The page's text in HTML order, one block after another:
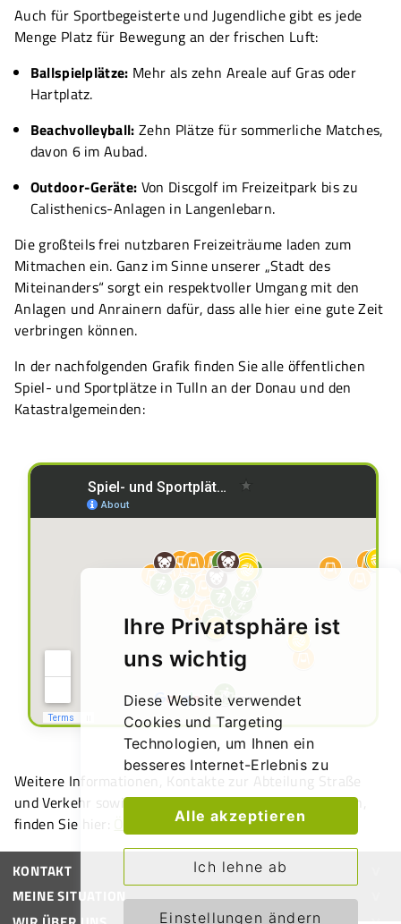
Ihre Privatsphäre ist
uns wichtig
Diese Website verwendet
Cookies und Targeting
Technologien, um Ihnen ein
besseres Internet-Erlebnis zu
ermöglichen und die Werbung,
die Sie sehen, besser an Ihre
Bedürfnisse anzupassen. Diese
Technologien nutzen wir
außerdem, um Ergebnisse zu
unsere Besucher kommen oder
Alle akzeptieren
Ich lehne ab
Einstellungen ändern
Auch für Sportbegeisterte und Jugendliche gibt es jede
Menge Platz für Bewegung an der frischen Luft:
Ballspielplätze: Mehr als zehn Areale auf Gras oder
Hartplatz.
Beachvolleyball: Zehn Plätze für sommerliche Matches,
davon 6 im Aubad.
Outdoor-Geräte: Von Discgolf im Freizeitpark bis zu
Calisthenics-Anlagen in Langenlebarn.
Die großteils frei nutzbaren Freizeiträume laden zum
Mitmachen ein. Ganz im Sinne unserer „Stadt des
Miteinanders“ sorgt ein respektvoller Umgang mit den
Anlagen und Anrainern dafür, dass alle hier eine gute Zeit
verbringen können.
In der nachfolgenden Grafik finden Sie alle öffentlichen
Spiel- und Sportplätze in Tulln an der Donau und den
Katastralgemeinden:
Weitere Informationen, Kontakte zur Abteilung Straße
und Verkehr sowie die Möglichkeit, Schäden zu melden,
finden Sie hier:
Öffentliche Spiel- und Sportplätze
KONTAKT
MEINE SITUATION